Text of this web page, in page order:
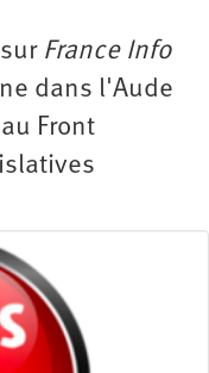
France Info
dans l'Aude
Front